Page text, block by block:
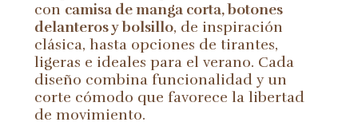
con camisa de manga corta, botones
delanteros y bolsillo, de inspiración
clásica, hasta opciones de tirantes,
ligeras e ideales para el verano. Cada
diseño combina funcionalidad y un
corte cómodo que favorece la libertad
de movimiento.